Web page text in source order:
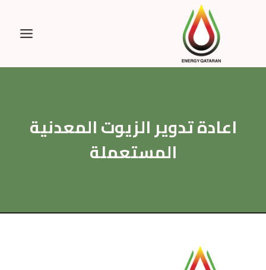
اعادة تدوير الزيوت المعدنية
المستعملة